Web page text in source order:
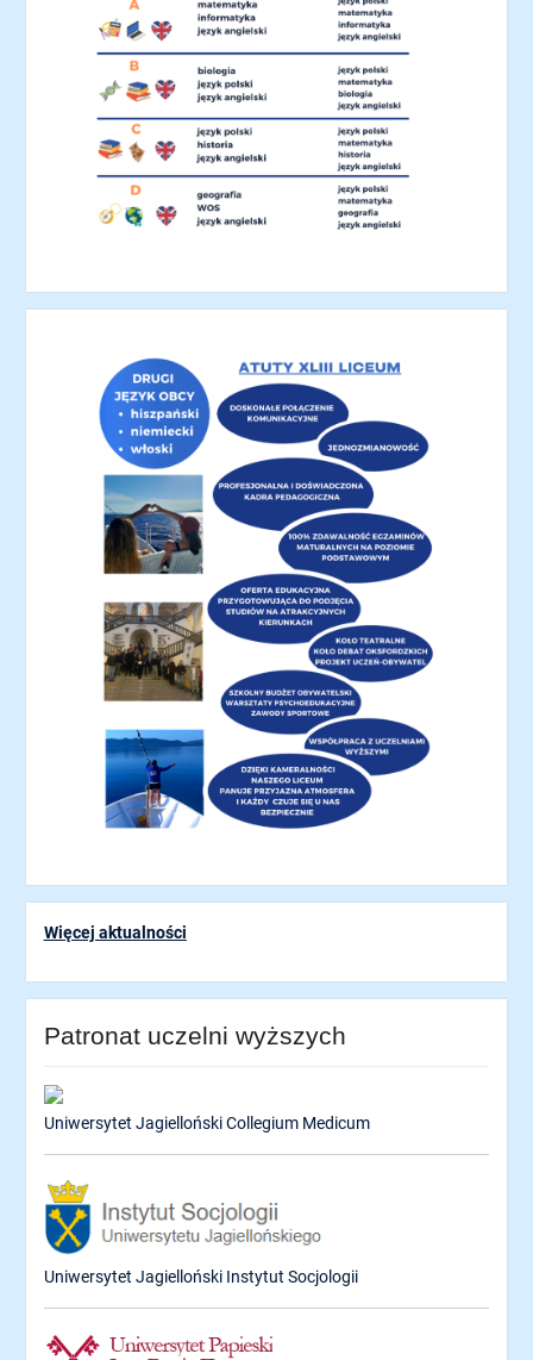
Więcej aktualności
Patronat uczelni wyższych
Uniwersytet Jagielloński Collegium Medicum
Uniwersytet Jagielloński Instytut Socjologii